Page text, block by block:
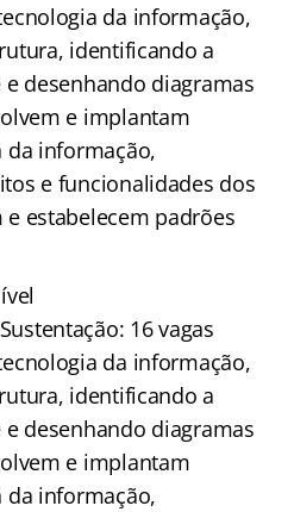
da informação,
identificando a
desenhando diagramas
e implantam
da informação,
e funcionalidades dos
estabelecem padrões
16 vagas
da informação,
identificando a
desenhando diagramas
e implantam
da informação,